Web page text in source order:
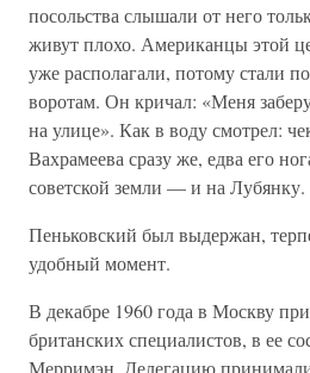
посольства слышали от него
живут плохо. Американцы этой
уже располагали, потому стали
воротам. Он кричал: «Меня
на улице». Как в воду смотрел:
Вахрамеева сразу же, едва его
советской земли — и на Лубянку.
Пеньковский был выдержан,
удобный момент.
В декабре 1960 года в Москву
британских специалистов, в ее
Мерримэн. Делегацию